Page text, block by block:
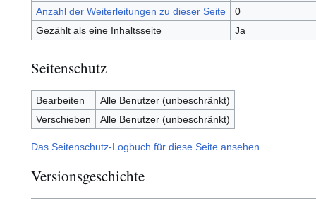
Anzahl der Weiterleitungen zu dieser Seite
0
Gezählt als eine Inhaltsseite
Ja
Seitenschutz
Bearbeiten
Alle Benutzer (unbeschränkt)
Verschieben
Alle Benutzer (unbeschränkt)
Das Seitenschutz-Logbuch für diese Seite ansehen.
Versionsgeschichte